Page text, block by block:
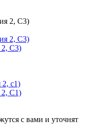
C3)
C1)
с вами и уточнят